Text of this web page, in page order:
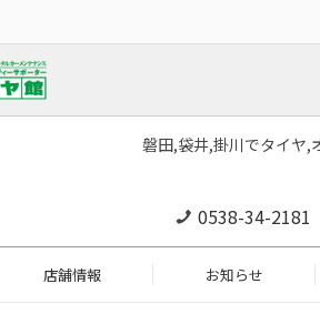
磐田,袋井,掛川でタイヤ,
0538-34-2181
店舗情報 お知らせ